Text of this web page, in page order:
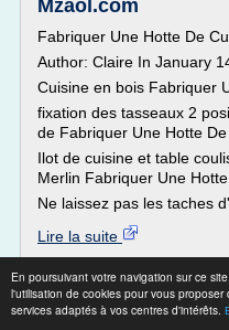
En poursuivant votre navigation sur ce
l'utilisation de cookies pour vous
services adaptés à vos centres d'intérêts.
Mzaol.com
Fabriquer Une Hotte De
Author: Claire In January
Cuisine en bois Fabriquer
fixation des tasseaux 2
de Fabriquer Une Hotte
Ilot de cuisine et table
Merlin Fabriquer Une
Ne laissez pas les taches
Lire la suite
Site :http://mzaol.com
Cuisine en U